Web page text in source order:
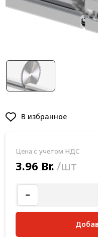
Лист алюминиевый
Метрический крепеж
Услуги
В избранное
Цена с учетом НДС
3.96 Br. /шт